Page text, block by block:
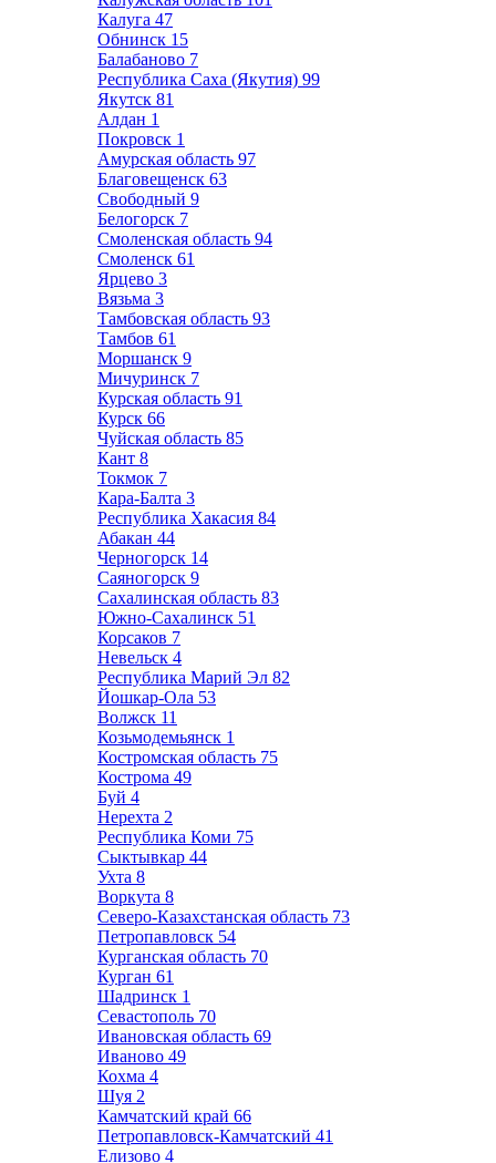
Калуга 47
Обнинск 15
Балабаново 7
Республика Саха (Якутия) 99
Якутск 81
Алдан 1
Покровск 1
Амурская область 97
Благовещенск 63
Свободный 9
Белогорск 7
Смоленская область 94
Смоленск 61
Ярцево 3
Вязьма 3
Тамбовская область 93
Тамбов 61
Моршанск 9
Мичуринск 7
Курская область 91
Курск 66
Чуйская область 85
Кант 8
Токмок 7
Кара-Балта 3
Республика Хакасия 84
Абакан 44
Черногорск 14
Саяногорск 9
Сахалинская область 83
Южно-Сахалинск 51
Корсаков 7
Невельск 4
Республика Марий Эл 82
Йошкар-Ола 53
Волжск 11
Козьмодемьянск 1
Костромская область 75
Кострома 49
Буй 4
Нерехта 2
Республика Коми 75
Сыктывкар 44
Ухта 8
Воркута 8
Северо-Казахстанская область 73
Петропавловск 54
Курганская область 70
Курган 61
Шадринск 1
Севастополь 70
Ивановская область 69
Иваново 49
Кохма 4
Шуя 2
Камчатский край 66
Петропавловск-Камчатский 41
Елизово 4